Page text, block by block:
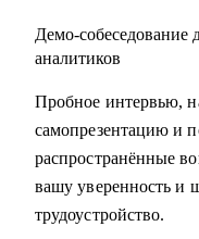
Демо-собеседование
аналитиков
Пробное интервью,
самопрезентацию и
распространённые
вашу уверенность и
трудоустройство.